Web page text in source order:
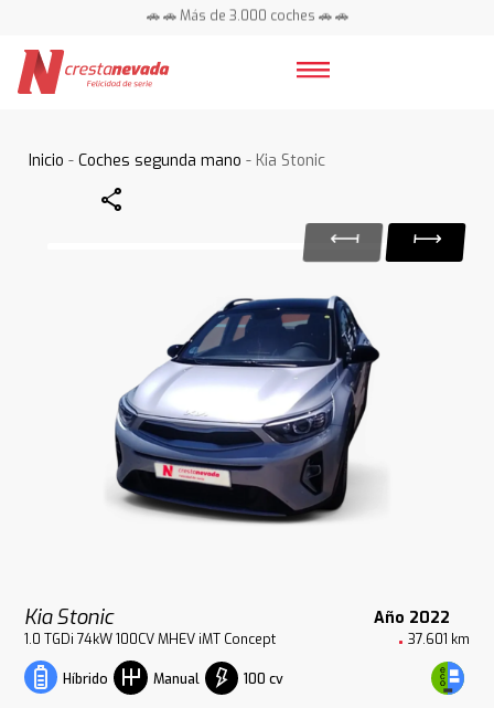
🚗 🚗 Más de 3.000 coches 🚗 🚗
Inicio -Coches segunda mano - Kia Stonic
Share
Kia Stonic Año 2022
1.0 TGDi 74kW 100CV MHEV iMT Concept 37.601 km
Híbrido Manual 100 cv